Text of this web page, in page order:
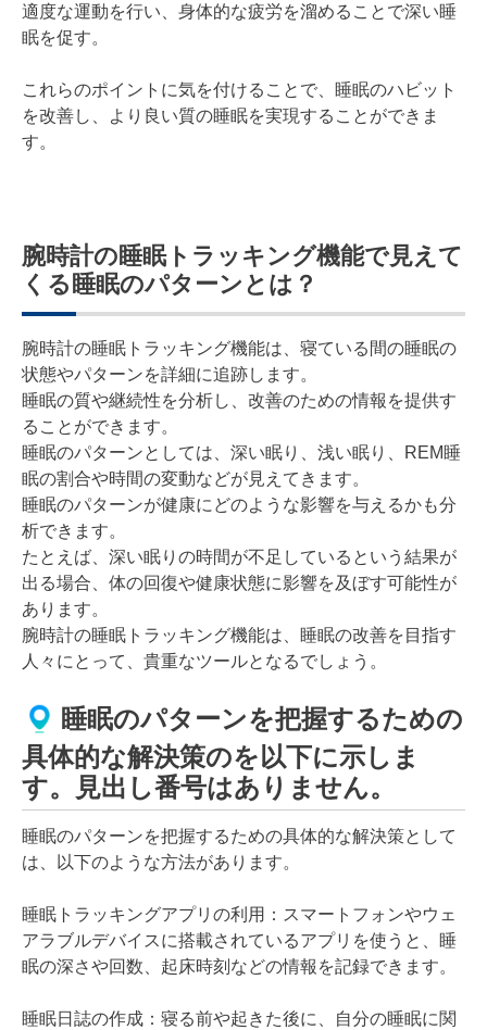
適度な運動を行い、身体的な疲労を溜めることで深い睡
眠を促す。
これらのポイントに気を付けることで、睡眠のハビット
を改善し、より良い質の睡眠を実現することができま
す。
腕時計の睡眠トラッキング機能で見えて
くる睡眠のパターンとは？
腕時計の睡眠トラッキング機能は、寝ている間の睡眠の
状態やパターンを詳細に追跡します。
睡眠の質や継続性を分析し、改善のための情報を提供す
ることができます。
睡眠のパターンとしては、深い眠り、浅い眠り、REM睡
眠の割合や時間の変動などが見えてきます。
睡眠のパターンが健康にどのような影響を与えるかも分
析できます。
たとえば、深い眠りの時間が不足しているという結果が
出る場合、体の回復や健康状態に影響を及ぼす可能性が
あります。
腕時計の睡眠トラッキング機能は、睡眠の改善を目指す
人々にとって、貴重なツールとなるでしょう。
睡眠のパターンを把握するための
具体的な解決策のを以下に示しま
す。見出し番号はありません。
睡眠のパターンを把握するための具体的な解決策として
は、以下のような方法があります。
睡眠トラッキングアプリの利用：スマートフォンやウェ
アラブルデバイスに搭載されているアプリを使うと、睡
眠の深さや回数、起床時刻などの情報を記録できます。
睡眠日誌の作成：寝る前や起きた後に、自分の睡眠に関